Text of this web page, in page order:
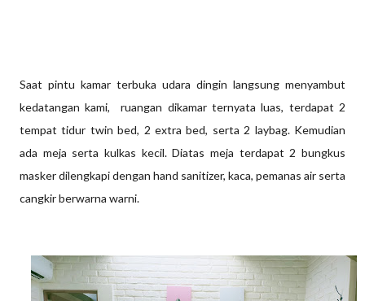
Saat pintu kamar terbuka udara dingin langsung menyambut
kedatangan kami, ruangan dikamar ternyata luas, terdapat 2
tempat tidur twin bed, 2 extra bed, serta 2 laybag. Kemudian
ada meja serta kulkas kecil. Diatas meja terdapat 2 bungkus
masker dilengkapi dengan hand sanitizer, kaca, pemanas air serta
cangkir berwarna warni.